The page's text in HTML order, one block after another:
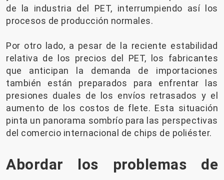
de la industria del PET, interrumpiendo así los
procesos de producción normales.
Por otro lado, a pesar de la reciente estabilidad
relativa de los precios del PET, los fabricantes
que anticipan la demanda de importaciones
también están preparados para enfrentar las
presiones duales de los envíos retrasados ​​y el
aumento de los costos de flete. Esta situación
pinta un panorama sombrío para las perspectivas
del comercio internacional de chips de poliéster.
Abordar los problemas de